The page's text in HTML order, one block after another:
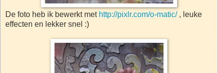
De foto heb ik bewerkt met http://pixlr.com/o-matic/, leuke
effecten en lekker snel :)